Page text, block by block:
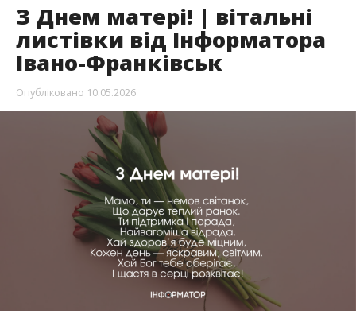
З Днем матері! | вітальні
листівки від Інформатора
Івано-Франківськ
Опубліковано 10.05.2026